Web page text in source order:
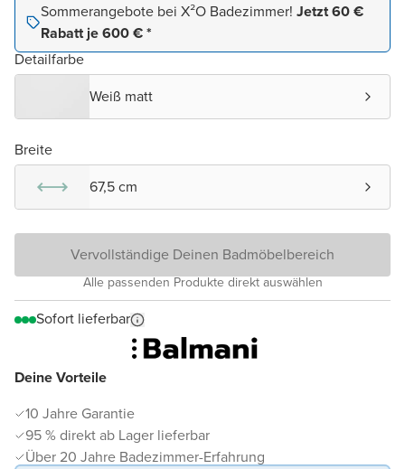
Deine Vorteile
10 Jahre Garantie
95 % direkt ab Lager lieferbar
Über 20 Jahre Badezimmer-Erfahrung
Sommerangebote bei X²O Badezimmer! Jetzt 60 €
Rabatt je 600 € *
Detailfarbe
Weiß matt
Breite
67,5 cm
Vervollständige Deinen Badmöbelbereich
Alle passenden Produkte direkt auswählen
Sofort lieferbar